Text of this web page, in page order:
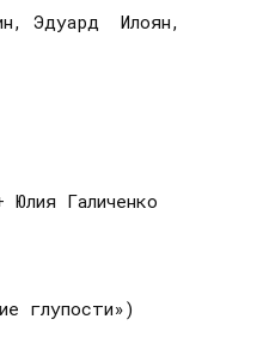
Эдуард Илоян,
Юлия Галиченко
глупости»)